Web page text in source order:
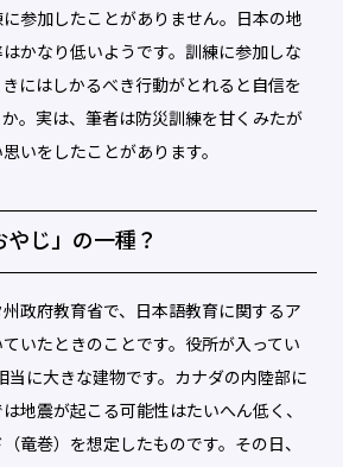
参加したことがありません。日本の地
かなり低いようです。訓練に参加しな
にはしかるべき行動がとれると自信を
。実は、筆者は防災訓練を甘くみたが
いをしたことがあります。
やじ」の一種？
政府教育省で、日本語教育に関するア
いたときのことです。役所が入ってい
当に大きな建物です。カナダの内陸部に
地震が起こる可能性はたいへん低く、
竜巻）を想定したものです。その日、